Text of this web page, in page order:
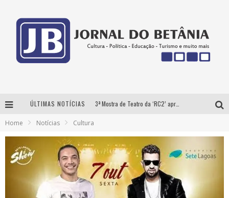
ÚLTIMAS NOTÍCIAS 3ª Mostra de Teatro da ‘RC2’ apresenta ‘seis espetáculos’ imperdíveis para o público ‘infantil e adulto’ assistir no conforto de casa pelo canal do Youtube
Home Notícias Cultura